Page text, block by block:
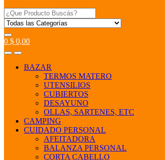
Search
for:
0 $ 0,00
BAZAR
TERMOS MATERO
UTENSILIOS
CUBIERTOS
DESAYUNO
OLLAS, SARTENES, ETC
CAMPING
CUIDADO PERSONAL
AFEITADORA
BALANZA PERSONAL
CORTA CABELLO